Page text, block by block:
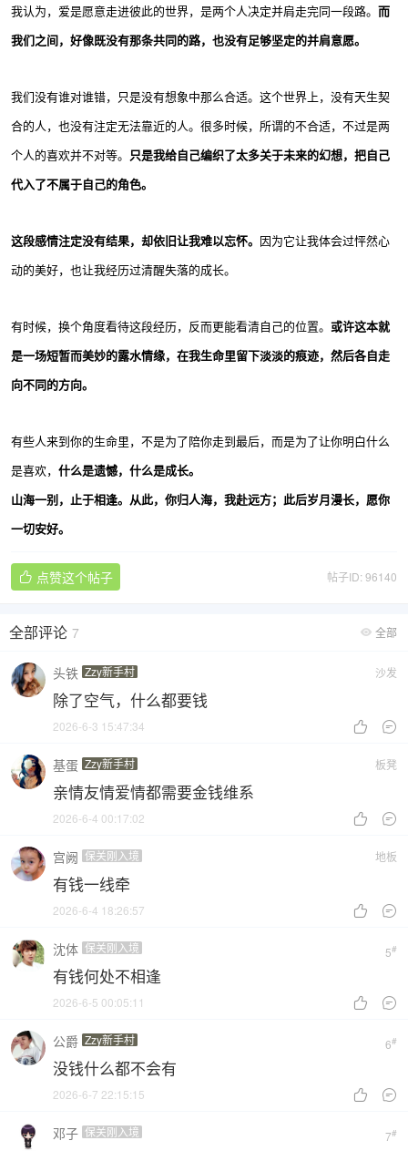
我认为，爱是愿意走进彼此的世界，是两个人决定并肩走完同一段路。 而
我们之间，好像既没有那条共同的路，也没有足够坚定的并肩意愿。
我们没有谁对谁错，只是没有想象中那么合适。这个世界上，没有天生契
合的人，也没有注定无法靠近的人。很多时候，所谓的不合适，不过是两
个人的喜欢并不对等。 只是我给自己编织了太多关于未来的幻想，把自己
代入了不属于自己的角色。
这段感情注定没有结果，却依旧让我难以忘怀。 因为它让我体会过怦然心
动的美好，也让我经历过清醒失落的成长。
有时候，换个角度看待这段经历，反而更能看清自己的位置。 或许这本就
是一场短暂而美妙的露水情缘，在我生命里留下淡淡的痕迹，然后各自走
向不同的方向。
有些人来到你的生命里，不是为了陪你走到最后，而是为了让你明白什么
是喜欢， 什么是遗憾，什么是成长。
山海一别，止于相逢。从此，你归人海，我赴远方；此后岁月漫长，愿你
一切安好。
帖子ID: 96140
 点赞这个帖子
 全部
全部评论 7
沙发
头铁 Zzy新手村
除了空气，什么都要钱
 
2026-6-3 15:47:34
板凳
基蛋 Zzy新手村
亲情友情爱情都需要金钱维系
 
2026-6-4 00:17:02
地板
宫阙 保关刚入境
有钱一线牵
 
2026-6-4 18:26:57
5#
沈体 保关刚入境
有钱何处不相逢
 
2026-6-5 00:05:11
6#
公爵 Zzy新手村
没钱什么都不会有
 
2026-6-7 22:15:15
7#
邓子 保关刚入境